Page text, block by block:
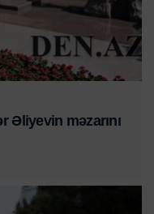
Əliyevin məzarını